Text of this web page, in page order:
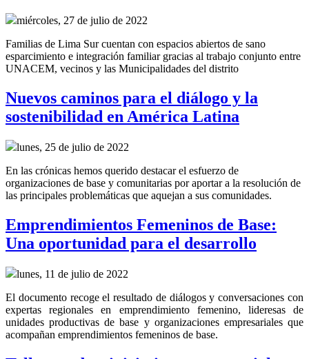
miércoles, 27 de julio de 2022
Familias de Lima Sur cuentan con espacios abiertos de sano
esparcimiento e integración familiar gracias al trabajo conjunto entre
UNACEM, vecinos y las Municipalidades del distrito
Nuevos caminos para el diálogo y la
sostenibilidad en América Latina
lunes, 25 de julio de 2022
En las crónicas hemos querido destacar el esfuerzo de
organizaciones de base y comunitarias por aportar a la resolución de
las principales problemáticas que aquejan a sus comunidades.
Emprendimientos Femeninos de Base:
Una oportunidad para el desarrollo
lunes, 11 de julio de 2022
El documento recoge el resultado de diálogos y conversaciones con
expertas regionales en emprendimiento femenino, lideresas de
unidades productivas de base y organizaciones empresariales que
acompañan emprendimientos femeninos de base.